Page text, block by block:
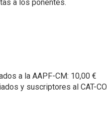
a los ponentes.
a la AAPF-CM: 10,00 €
y suscriptores al CAT-